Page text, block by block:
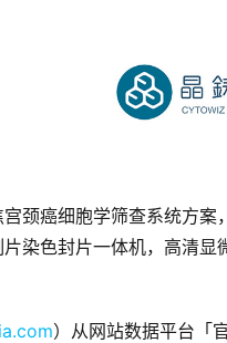
颈癌细胞学筛查系统方
染色封片一体机，高清
）从网站数据平台「